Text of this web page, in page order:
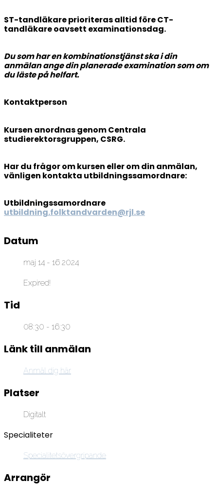
ST-tandläkare prioriteras alltid före CT-
tandläkare oavsett examinationsdag.
Du som har en kombinationstjänst ska i din
anmälan ange din planerade examination som om
du läste på helfart.
Kontaktperson
Kursen anordnas genom Centrala
studierektorsgruppen, CSRG.
Har du frågor om kursen eller om din anmälan,
vänligen kontakta utbildningssamordnare:
Utbildningssamordnare
utbildning.folktandvarden@rjl.se
Datum
maj 14 - 16 2024
Expired!
Tid
08:30 - 16:30
Länk till anmälan
Anmäl dig här
Platser
Digitalt
Specialiteter
Specialitetsövergripande
Arrangör